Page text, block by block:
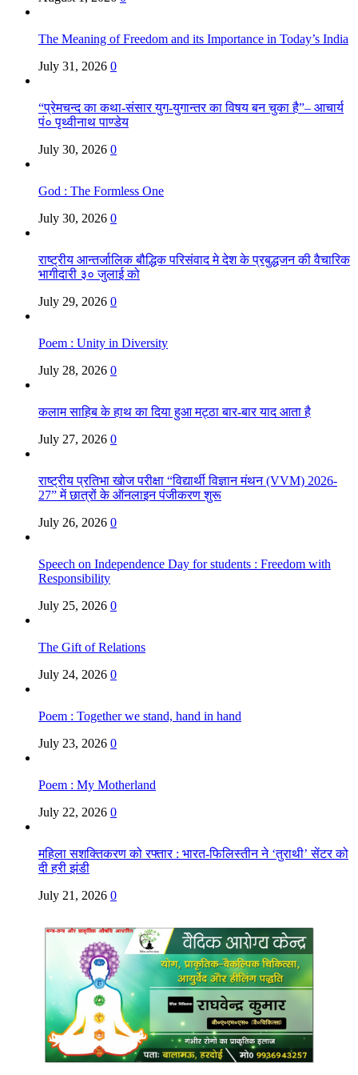
The Meaning of Freedom and its Importance in Today’s India
July 31, 2026 0
“प्रेमचन्द का कथा-संसार युग-युगान्तर का विषय बन चुका है”– आचार्य
पं० पृथ्वीनाथ पाण्डेय
July 30, 2026 0
God : The Formless One
July 30, 2026 0
राष्ट्रीय आन्तर्जालिक बौद्धिक परिसंवाद मे देश के प्रबुद्धजन की वैचारिक
भागीदारी ३० जुलाई को
July 29, 2026 0
Poem : Unity in Diversity
July 28, 2026 0
कलाम साहिब के हाथ का दिया हुआ मट्ठा बार-बार याद आता है
July 27, 2026 0
राष्ट्रीय प्रतिभा खोज परीक्षा “विद्यार्थी विज्ञान मंथन (VVM) 2026-
27” में छात्रों के ऑनलाइन पंजीकरण शुरू
July 26, 2026 0
Speech on Independence Day for students : Freedom with
Responsibility
July 25, 2026 0
The Gift of Relations
July 24, 2026 0
Poem : Together we stand, hand in hand
July 23, 2026 0
Poem : My Motherland
July 22, 2026 0
महिला सशक्तिकरण को रफ्तार : भारत-फिलिस्तीन ने ‘तुराथी’ सेंटर को
दी हरी झंडी
July 21, 2026 0